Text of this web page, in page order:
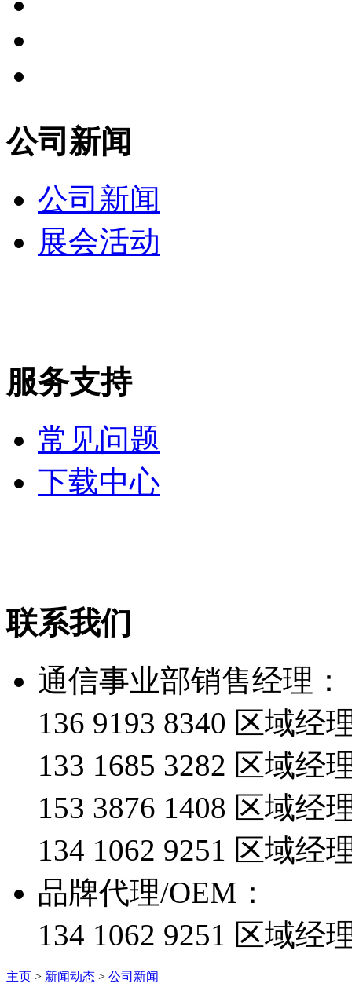
公司新闻
公司新闻
展会活动
服务支持
常见问题
下载中心
联系我们
通信事业部销售经理：
136 9193 8340 区域经
133 1685 3282 区域经
153 3876 1408 区域经
134 1062 9251 区域经
品牌代理/OEM：
134 1062 9251 区域经
主页 > 新闻动态 > 公司新闻